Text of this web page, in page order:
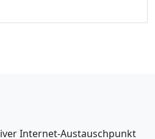
Internet-Austauschpunkt